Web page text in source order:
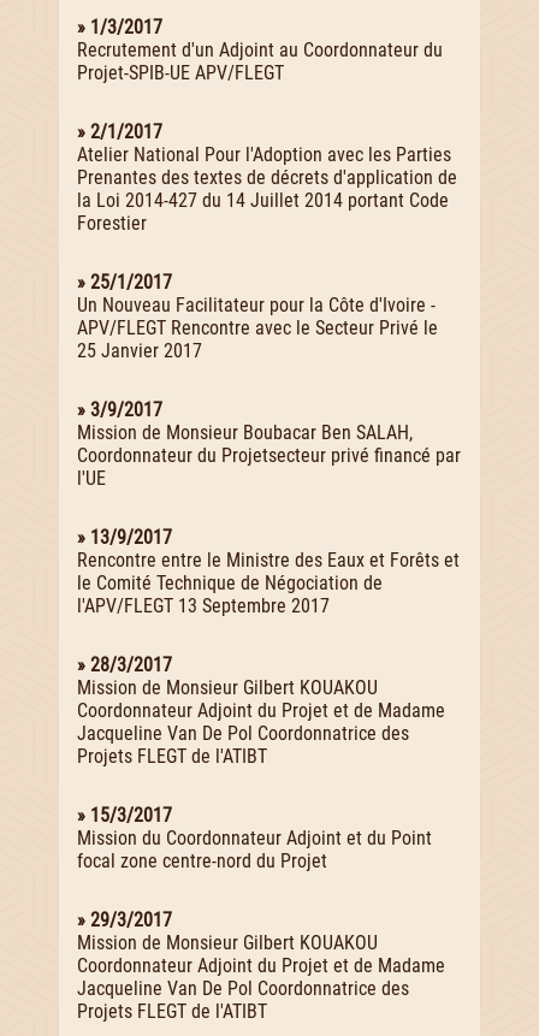
» 1/3/2017
Recrutement d'un Adjoint au Coordonnateur du
Projet-SPIB-UE APV/FLEGT
» 2/1/2017
Atelier National Pour l'Adoption avec les Parties
Prenantes des textes de décrets d'application de
la Loi 2014-427 du 14 Juillet 2014 portant Code
Forestier
» 25/1/2017
Un Nouveau Facilitateur pour la Côte d'Ivoire -
APV/FLEGT Rencontre avec le Secteur Privé le
25 Janvier 2017
» 3/9/2017
Mission de Monsieur Boubacar Ben SALAH,
Coordonnateur du Projetsecteur privé financé par
l'UE
» 13/9/2017
Rencontre entre le Ministre des Eaux et Forêts et
le Comité Technique de Négociation de
l'APV/FLEGT 13 Septembre 2017
» 28/3/2017
Mission de Monsieur Gilbert KOUAKOU
Coordonnateur Adjoint du Projet et de Madame
Jacqueline Van De Pol Coordonnatrice des
Projets FLEGT de l'ATIBT
» 15/3/2017
Mission du Coordonnateur Adjoint et du Point
focal zone centre-nord du Projet
» 29/3/2017
Mission de Monsieur Gilbert KOUAKOU
Coordonnateur Adjoint du Projet et de Madame
Jacqueline Van De Pol Coordonnatrice des
Projets FLEGT de l'ATIBT